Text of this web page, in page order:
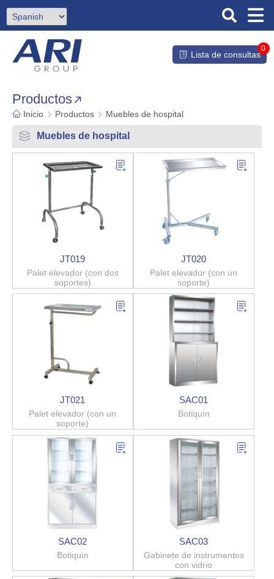
Lista de consultas
0
Productos
Inicio Productos Muebles de hospital
Muebles de hospital
JT019
Palet elevador (con dos
soportes)
JT020
Palet elevador (con un
soporte)
JT021
Palet elevador (con un
soporte)
SAC01
Botiquín
SAC02
Botiquín
SAC03
Gabinete de instrumentos
con vidrio